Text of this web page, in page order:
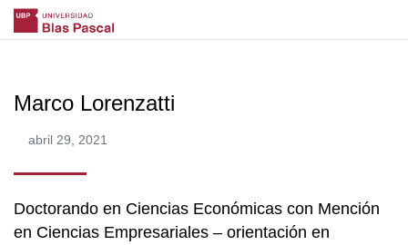
Marco Lorenzatti
abril 29, 2021
Doctorando en Ciencias Económicas con Mención
en Ciencias Empresariales – orientación en